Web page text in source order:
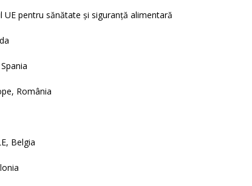
UE pentru sănătate și siguranță alimentară
România
Belgia